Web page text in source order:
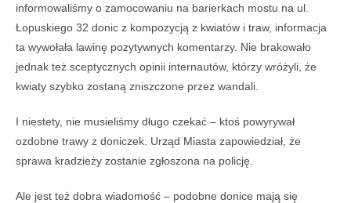
informowaliśmy o zamocowaniu na barierkach mostu na ul.
Łopuskiego 32 donic z kompozycją z kwiatów i traw, informacja
ta wywołała lawinę pozytywnych komentarzy. Nie brakowało
jednak też sceptycznych opinii internautów, którzy wróżyli, że
kwiaty szybko zostaną zniszczone przez wandali.
I niestety, nie musieliśmy długo czekać – ktoś powyrywał
ozdobne trawy z doniczek. Urząd Miasta zapowiedział, że
sprawa kradzieży zostanie zgłoszona na policję.
Ale jest też dobra wiadomość – podobne donice mają się